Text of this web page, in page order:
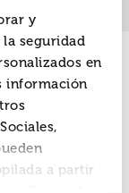
y
seguridad
en
información
a partir